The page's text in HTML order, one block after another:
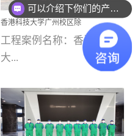
部和全国分支机构生产光
触媒、净醛王、祛味剂等
优吸系列产品，保质保量
完成生产任务，确保全国
求。资质优势团队优势分
支优势优吸环保是一棵正
茁壮成长的树，只要我们
南沙珠江湾江门市蓬江区
禾...
香港科技大学广州校区除
甲醛项目圆满完成
工程案例名称：香港科技
大...
学广州校区室内空气治
理 工程案例地址：广
可以介绍下你们的产品么